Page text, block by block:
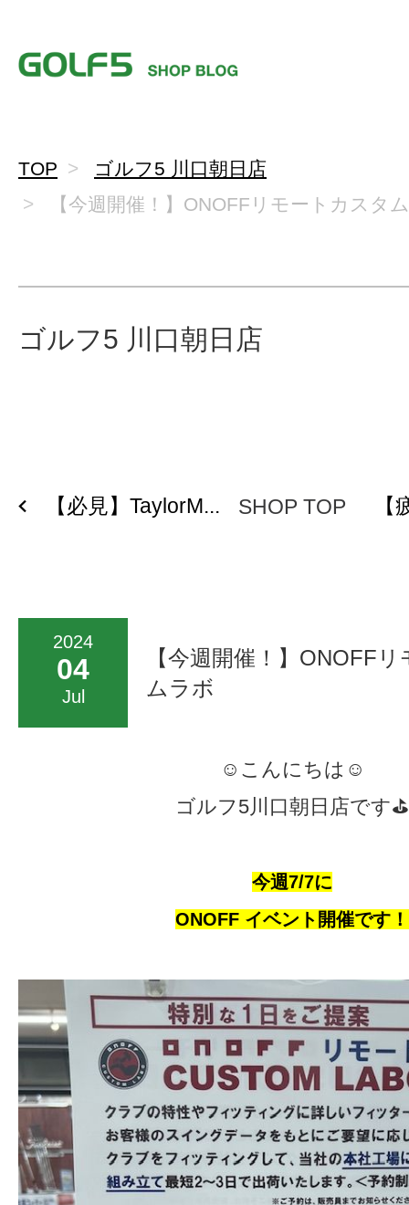
TOP
ゴルフ5 川口朝日店
【今週開催！】ONOFFリモートカスタ
ゴルフ5 川口朝日店
【必見】TaylorM... SHOP TOP
2024
04
Jul
【今週開催！】ONOFF
ムラボ
☺こんにちは☺
ゴルフ5川口朝日店です⛳
今週7/7に
ONOFF イベント開催です！